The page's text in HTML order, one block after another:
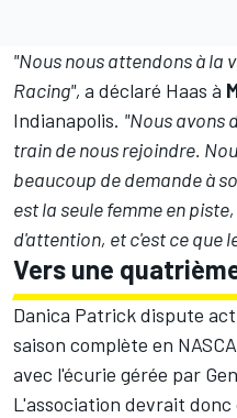
"Nous nous attendons à la
Racing", a déclaré Haas à
Indianapolis. "Nous avons
train de nous rejoindre.
beaucoup de demande à
est la seule femme en
d'attention, et c'est ce que
Vers une
Danica Patrick dispute
saison complète en
avec l'écurie gérée par
L'association devrait